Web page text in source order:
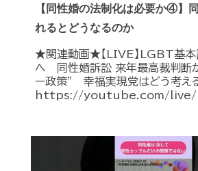
【同性婚の法制化は必要か④】
れるとどうなるのか
★関連動画★【LIVE】LGBT基本
へ 同性婚訴訟 来年最高裁判断
ー政策” 幸福実現党はどう考え
https://youtube.com/live/